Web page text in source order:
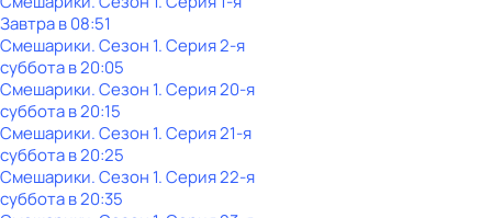
Завтра в 08:51
Смешарики. Сезон 1. Серия 2-я
субботав20:05
Смешарики. Сезон 1. Серия 20-я
субботав20:15
Смешарики. Сезон 1. Серия 21-я
субботав20:25
Смешарики. Сезон 1. Серия 22-я
субботав20:35